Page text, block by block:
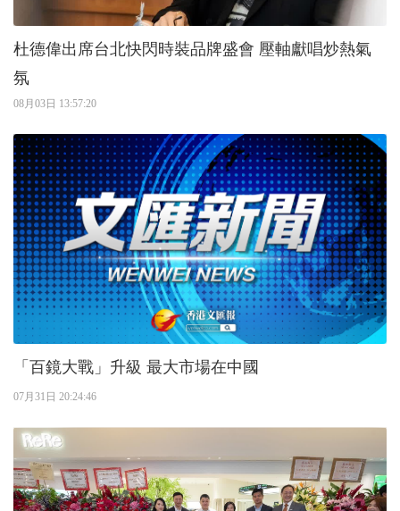
杜德偉出席台北快閃時裝品牌盛會 壓軸獻唱炒熱氣
氛
08月03日 13:57:20
「百鏡大戰」升級 最大市場在中國
07月31日 20:24:46